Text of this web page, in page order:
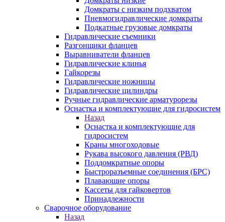
Домкраты с низким подхватом
Пневмогидравлические домкраты
Подкатные грузовые домкраты
Гидравлические съемники
Разгонщики фланцев
Выравниватели фланцев
Гидравлические клинья
Гайкорезы
Гидравлические ножницы
Гидравлические цилиндры
Ручные гидравлические арматурорезы
Оснастка и комплектующие для гидросистем
Назад
Оснастка и комплектующие для
гидросистем
Краны многоходовые
Рукава высокого давления (РВД)
Поддомкратные опоры
Быстроразъемные соединения (БРС)
Плавающие опоры
Кассеты для гайковертов
Принадлежности
Сварочное оборудование
Назад